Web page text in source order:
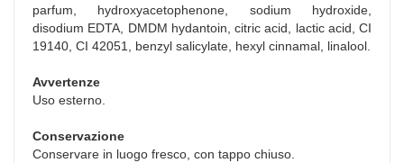
parfum, hydroxyacetophenone, sodium hydroxide,
disodium EDTA, DMDM hydantoin, citric acid, lactic acid, CI
19140, CI 42051, benzyl salicylate, hexyl cinnamal, linalool.
Avvertenze
Uso esterno.
Conservazione
Conservare in luogo fresco, con tappo chiuso.